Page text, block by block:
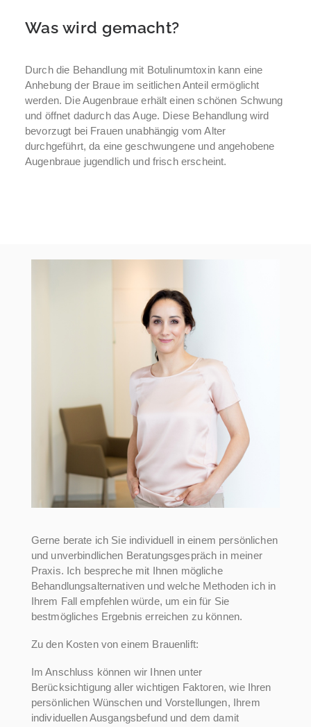
Was wird gemacht?
Durch die Behandlung mit Botulinumtoxin kann eine
Anhebung der Braue im seitlichen Anteil ermöglicht
werden. Die Augenbraue erhält einen schönen Schwung
und öffnet dadurch das Auge. Diese Behandlung wird
bevorzugt bei Frauen unabhängig vom Alter
durchgeführt, da eine geschwungene und angehobene
Augenbraue jugendlich und frisch erscheint.
Gerne berate ich Sie individuell in einem persönlichen
und unverbindlichen Beratungsgespräch in meiner
Praxis. Ich bespreche mit Ihnen mögliche
Behandlungsalternativen und welche Methoden ich in
Ihrem Fall empfehlen würde, um ein für Sie
bestmögliches Ergebnis erreichen zu können.
Zu den Kosten von einem Brauenlift:
Im Anschluss können wir Ihnen unter
Berücksichtigung aller wichtigen Faktoren, wie Ihren
persönlichen Wünschen und Vorstellungen, Ihrem
individuellen Ausgangsbefund und dem damit